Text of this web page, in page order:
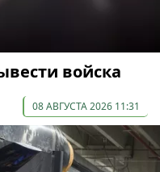
войска
08 АВГУСТА 2026 11:31